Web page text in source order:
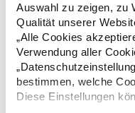
Auswahl zu zeigen, zu
Qualität unserer
„Alle Cookies
Verwendung aller
bestimmen, welche
Diese Einstellungen
Seitliche Schlitze Leicht tailliert Baumwoll-Piqué Gekämmte
BaumwolleGrammatur:
100% Baumwolle (Sports
(Ash: 99% Baumwolle /
Produktsicherheit: Herst.-
Fashion GmbH Am Gatherhof
E-Mail:
* Preise inkl. gesetzlicher